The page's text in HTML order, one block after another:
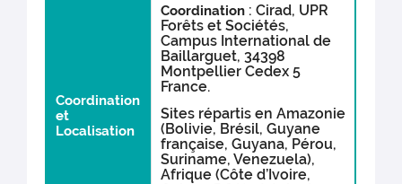
Coordination
et
Localisation
Coordination : Cirad, UPR
Forêts et Sociétés,
Campus International de
Baillarguet, 34398
Montpellier Cedex 5
France.
Sites répartis en Amazonie
(Bolivie, Brésil, Guyane
française, Guyana, Pérou,
Suriname, Venezuela),
Afrique (Côte d’Ivoire,